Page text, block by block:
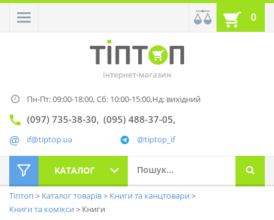
0
Пн-Пт: 09:00-18:00,Сб: 10:00-15:00,Нд: вихідний
(097) 735-38-30 (095) 488-37-05
@tiptop_if
if@tiptop.ua
КАТАЛОГ
Тіптоп Каталог товарів
Книги та канцтовари
Книги та комікси
Книги